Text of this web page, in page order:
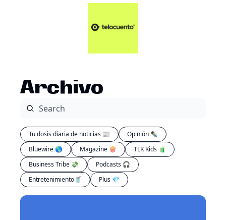
Artículos 📑
Plus 💎
Archivo
Tu dosis diaria de noticias 📰
Opinión ✒️
Bluewire 🌎
Magazine 🍿
TLK Kids 🧃
Business Tribe 💸
Podcasts 🎧
Entretenimiento🥤
Plus 💎